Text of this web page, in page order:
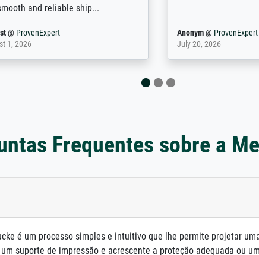
Highly recommended!
@ProvenExpert
2026
Anonym@ ProvenExpert
January 12, 2026
Frequentes sobre a
é um processo simples e intuitivo que lhe permite projetar
suporte de impressão e acrescente a proteção adequada ou